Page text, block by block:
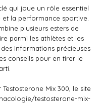
qui joue un rôle essentiel
la performance sportive.
plusieurs esters de
parmi les athlètes et les
informations précieuses
conseils pour en tirer le
Mix 300, le site
testosterone-mix-